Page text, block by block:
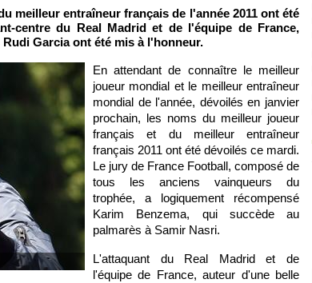
meilleur entraîneur français de l'année 2011 ont été
centre du Real Madrid et de l'équipe de France,
Rudi Garcia ont été mis à l'honneur.
En attendant de connaître le meilleur
joueur mondial et le meilleur entraîneur
mondial de l'année, dévoilés en janvier
prochain, les noms du meilleur joueur
français et du meilleur entraîneur
français 2011 ont été dévoilés ce mardi.
Le jury de France Football, composé de
tous les anciens vainqueurs du
trophée, a logiquement récompensé
Karim Benzema, qui succède au
palmarès à Samir Nasri.
L'attaquant du Real Madrid et de
l'équipe de France, auteur d'une belle